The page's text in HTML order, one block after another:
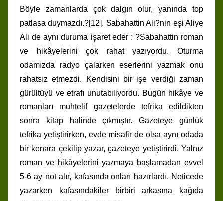
Böyle zamanlarda çok dalgın olur, yanında top
patlasa duymazdı.?[12]. Sabahattin Ali?nin eşi Aliye
Ali de aynı duruma işaret eder : ?Sabahattin roman
ve hikâyelerini çok rahat yazıyordu. Oturma
odamızda radyo çalarken eserlerini yazmak onu
rahatsız etmezdi. Kendisini bir işe verdiği zaman
gürültüyü ve etrafı unutabiliyordu. Bugün hikâye ve
romanları muhtelif gazetelerde tefrika edildikten
sonra kitap halinde çıkmıştır. Gazeteye günlük
tefrika yetiştirirken, evde misafir de olsa aynı odada
bir kenara çekilip yazar, gazeteye yetiştirirdi. Yalnız
roman ve hikâyelerini yazmaya başlamadan evvel
5-6 ay not alır, kafasında onları hazırlardı. Neticede
yazarken kafasındakiler birbiri arkasına kağıda